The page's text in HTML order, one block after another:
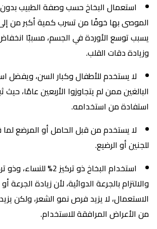
استعمال البخاخ حسب وصفة الطبيب بدون
الموصى بها خوفًا من تسرب كمية أكبر من
يسبب توسع الأوردة في الجسم، مسببًا
وزيادة دقات القلب.
لا يستخدم للأطفال وكبار السن، ويفضل
البالغين ممن لم يتجاوزوا الأربعين عامًا، حيث
استفادة من استخدامه.
لا يستخدم من قبل الحامل أو المرضع
للجنين أو الرضيع.
والالتزام بالجرعة الدوائية، لأن زيادة الجرعة
الاستعمال، لا يزيد فرص نمو الشعر، ولكن
من الأعراض المرافقة للاستخدام.